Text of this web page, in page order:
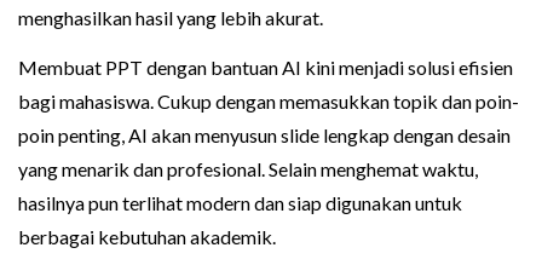
menghasilkan hasil yang lebih akurat.
Membuat PPT dengan bantuan AI kini menjadi solusi efisien
bagi mahasiswa. Cukup dengan memasukkan topik dan poin-
poin penting, AI akan menyusun slide lengkap dengan desain
yang menarik dan profesional. Selain menghemat waktu,
hasilnya pun terlihat modern dan siap digunakan untuk
berbagai kebutuhan akademik.